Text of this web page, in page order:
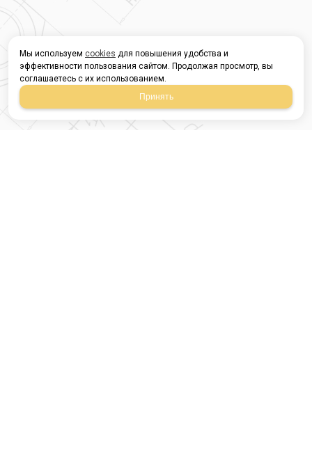
Мы используем cookies для повышения удобства и
эффективности пользования сайтом. Продолжая просмотр, вы
соглашаетесь с их использованием.
Принять